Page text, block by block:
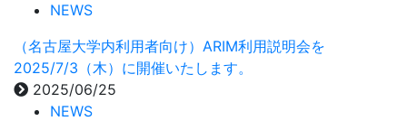
NEWS
（名古屋大学内利用者向け）ARIM利用説明会を
2025/7/3（木）に開催いたします。
2025/06/25
NEWS